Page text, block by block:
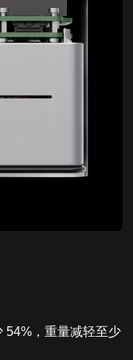
54%，重量减轻至少